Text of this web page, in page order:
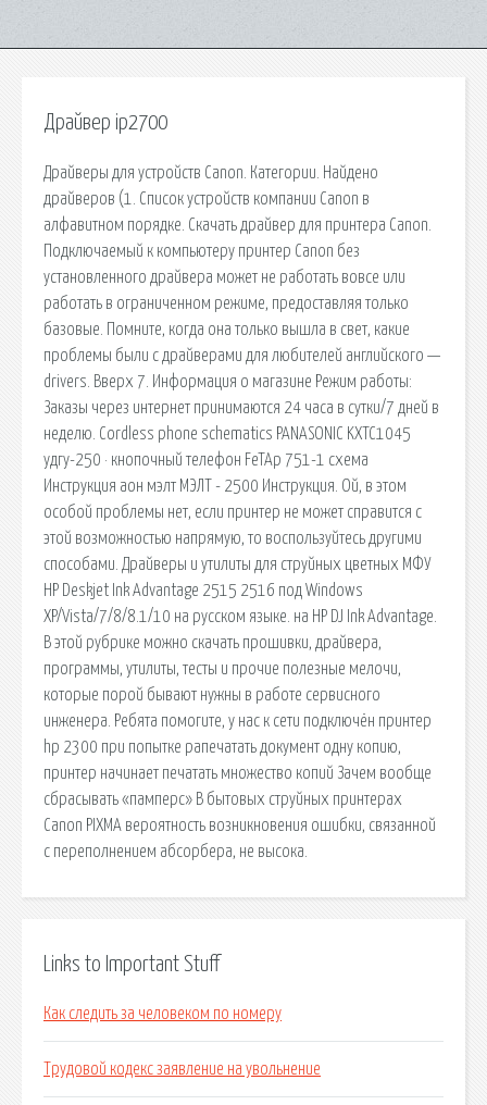
Драйвер ip2700
Драйверы для устройств Canon. Категории. Найдено
драйверов (1. Список устройств компании Canon в
алфавитном порядке. Скачать драйвер для принтера Canon.
Подключаемый к компьютеру принтер Canon без
установленного драйвера может не работать вовсе или
работать в ограниченном режиме, предоставляя только
базовые. Помните, когда она только вышла в свет, какие
проблемы были с драйверами для любителей английского —
drivers. Вверх 7. Информация о магазине Режим работы:
Заказы через интернет принимаются 24 часа в сутки/7 дней в
неделю. Cordless phone schematics PANASONIC KXTC1045
удгу-250 · кнопочный телефон FeTAp 751-1 схема
Инструкция аон мэлт МЭЛТ - 2500 Инструкция. Ой, в этом
особой проблемы нет, если принтер не может справится с
этой возможностью напрямую, то воспользуйтесь другими
способами. Драйверы и утилиты для струйных цветных МФУ
HP Deskjet Ink Advantage 2515 2516 под Windows
XP/Vista/7/8/8.1/10 на русском языке. на HP DJ Ink Advantage.
В этой рубрике можно скачать прошивки, драйвера,
программы, утилиты, тесты и прочие полезные мелочи,
которые порой бывают нужны в работе сервисного
инженера. Ребята помогите, у нас к сети подключён принтер
hp 2300 при попытке рапечатать документ одну копию,
принтер начинает печатать множество копий Зачем вообще
сбрасывать «памперс» В бытовых струйных принтерах
Canon PIXMA вероятность возникновения ошибки, связанной
с переполнением абсорбера, не высока.
Links to Important Stuff
Как следить за человеком по номеру
Трудовой кодекс заявление на увольнение